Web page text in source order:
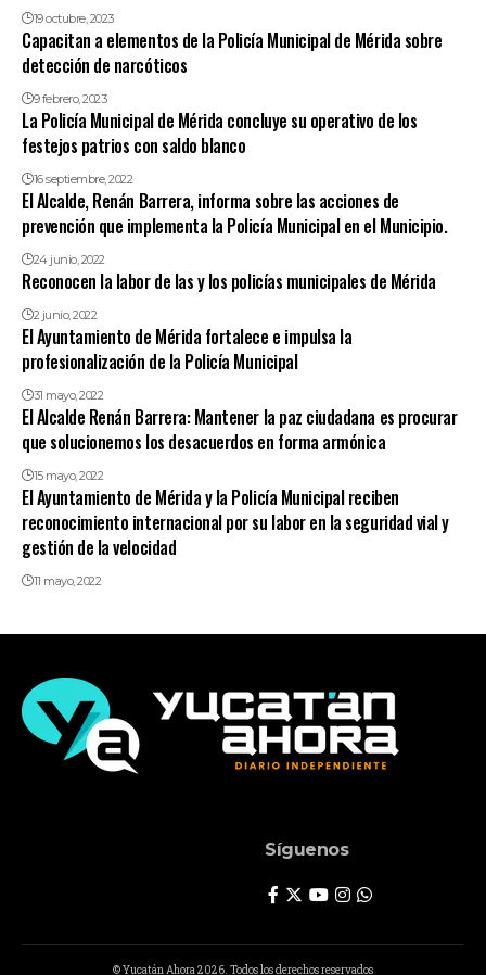
19 octubre, 2023
Capacitan a elementos de la Policía Municipal de Mérida sobre
detección de narcóticos
9 febrero, 2023
La Policía Municipal de Mérida concluye su operativo de los
festejos patrios con saldo blanco
16 septiembre, 2022
El Alcalde, Renán Barrera, informa sobre las acciones de
prevención que implementa la Policía Municipal en el Municipio.
24 junio, 2022
Reconocen la labor de las y los policías municipales de Mérida
2 junio, 2022
El Ayuntamiento de Mérida fortalece e impulsa la
profesionalización de la Policía Municipal
31 mayo, 2022
El Alcalde Renán Barrera: Mantener la paz ciudadana es procurar
que solucionemos los desacuerdos en forma armónica
15 mayo, 2022
El Ayuntamiento de Mérida y la Policía Municipal reciben
reconocimiento internacional por su labor en la seguridad vial y
gestión de la velocidad
11 mayo, 2022
Síguenos
© Yucatán Ahora 2026. Todos los derechos reservados